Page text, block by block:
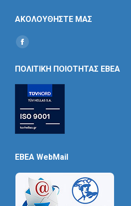
ΑΚΟΛΟΥΘΗΣΤΕ ΜΑΣ
Find us on:
Social
ΠΟΛΙΤΙΚΗ ΠΟΙΟΤΗΤΑΣ ΕΒΕΑ
EBEA WebMail